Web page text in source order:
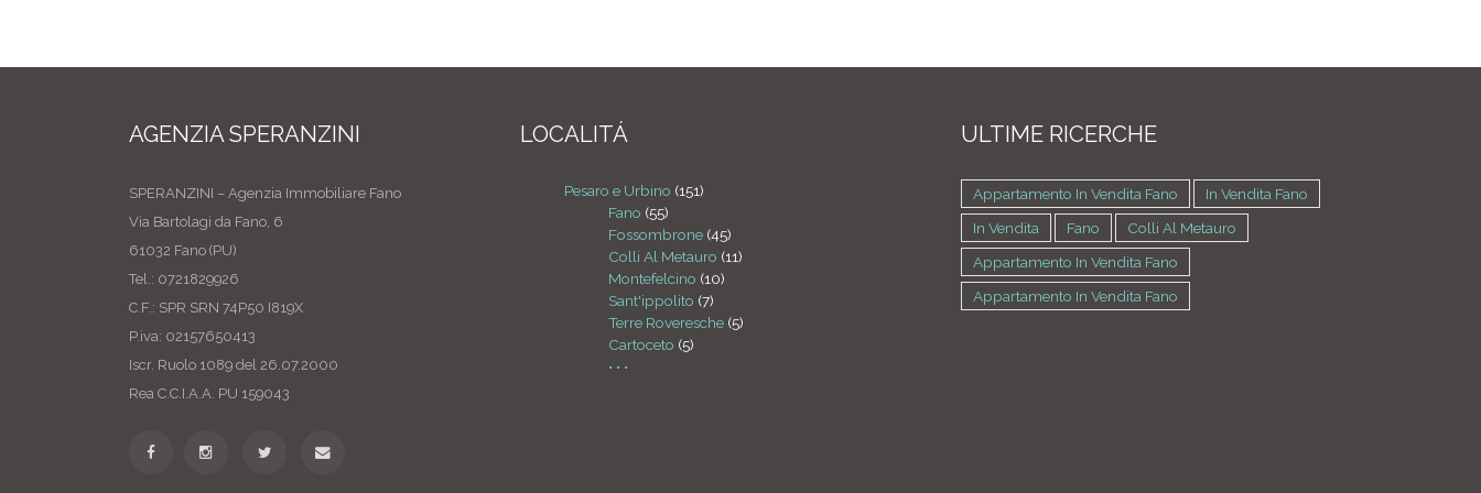
AGENZIA SPERANZINI
SPERANZINI – Agenzia Immobiliare Fano
Via Bartolagi da Fano, 6
61032 Fano (PU)
Tel.: 0721829926
C.F.: SPR SRN 74P50 I819X
P.iva: 02157650413
Iscr. Ruolo 1089 del 26.07.2000
Rea C.C.I.A.A. PU 159043
LOCALITÁ
Pesaro e Urbino (151)
Fano (55)
Fossombrone (45)
Colli Al Metauro (11)
Montefelcino (10)
Sant'ippolito (7)
Terre Roveresche (5)
Cartoceto (5)
• • •
ULTIME RICERCHE
Appartamento In Vendita Fano
In Vendita Fano
In Vendita
Fano
Colli Al Metauro
Appartamento In Vendita Fano
Appartamento In Vendita Fano